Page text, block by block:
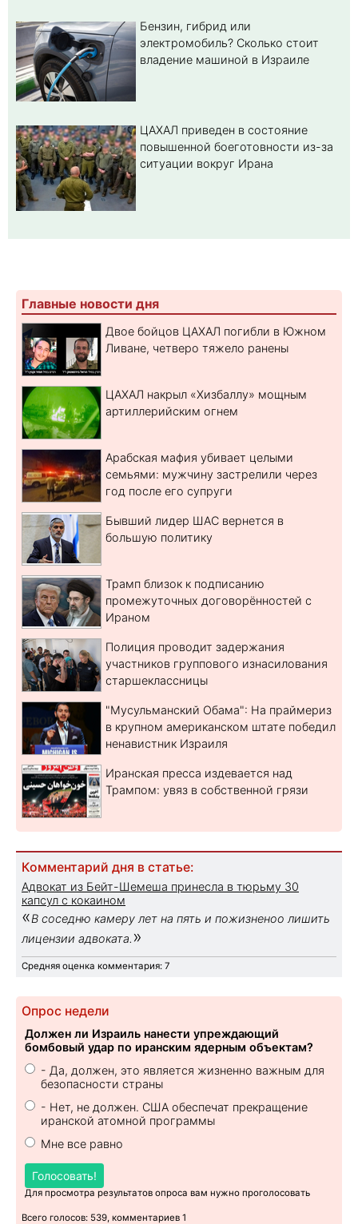
Бензин, гибрид или
электромобиль? Cколько стоит
владение машиной в Израиле
ЦАХАЛ приведен в состояние
повышенной боеготовности из-за
ситуации вокруг Ирана
Главные новости дня
Двое бойцов ЦАХАЛ погибли в Южном
Ливане, четверо тяжело ранены
ЦАХАЛ накрыл «Хизбаллу» мощным
артиллерийским огнем
Арабская мафия убивает целыми
семьями: мужчину застрелили через
год после его супруги
Бывший лидер ШАС вернется в
большую политику
Трамп близок к подписанию
промежуточных договорённостей с
Ираном
Полиция проводит задержания
участников группового изнасилования
старшеклассницы
"Мусульманский Обама": На праймериз
в крупном американском штате победил
ненавистник Израиля
Иранская пресса издевается над
Трампом: увяз в собственной грязи
Комментарий дня в статье:
Адвокат из Бейт-Шемеша принесла в тюрьму 30
капсул с кокаином
«В соседню камеру лет на пять и пожизненоо лишить
лицензии адвоката. »
Средняя оценка комментария: 7
Опрос недели
Должен ли Израиль нанести упреждающий
бомбовый удар по иранским ядерным объектам?
- Да, должен, это является жизненно важным для
безопасности страны
- Нет, не должен. США обеспечат прекращение
иранской атомной программы
Мне все равно
Голосовать!
Для просмотра результатов опроса вам нужно проголосовать
Всего голосов: 539, комментариев 1